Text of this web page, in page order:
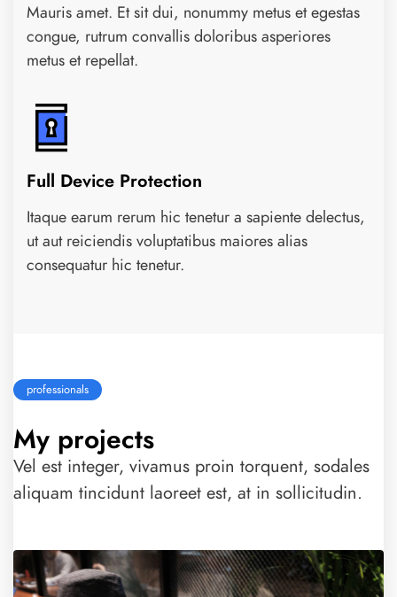
Mauris amet. Et sit dui, nonummy metus et egestas
congue, rutrum convallis doloribus asperiores
metus et repellat.
Full Device Protection
Itaque earum rerum hic tenetur a sapiente delectus,
ut aut reiciendis voluptatibus maiores alias
consequatur hic tenetur.
professionals
My projects
Vel est integer, vivamus proin torquent, sodales
aliquam tincidunt laoreet est, at in sollicitudin.